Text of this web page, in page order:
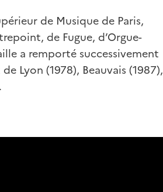
de Musique de Paris,
de Fugue, d’Orgue-
a remporté successivement
Lyon (1978), Beauvais (1987),